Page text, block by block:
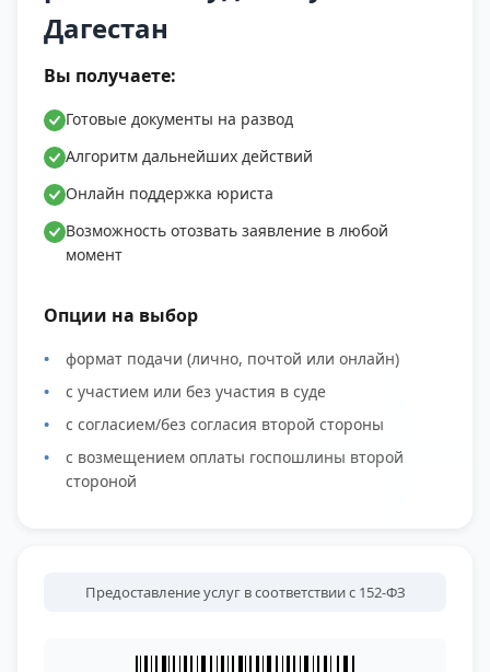
Дагестан
Вы получаете:
Готовые документы на развод
Алгоритм дальнейших действий
Онлайн поддержка юриста
Возможность отозвать заявление в любой
момент
Опции на выбор
формат подачи (лично, почтой или онлайн)
с участием или без участия в суде
с согласием/без согласия второй стороны
с возмещением оплаты госпошлины второй
стороной
Предоставление услуг в соответствии с 152-ФЗ